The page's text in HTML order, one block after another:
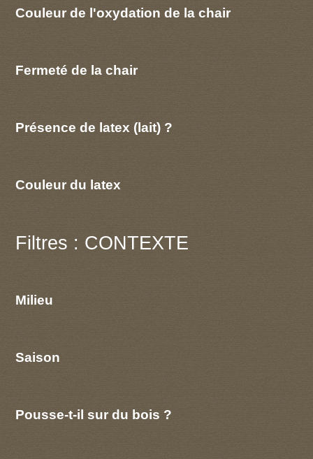
Couleur de l'oxydation de la chair
Fermeté de la chair
Présence de latex (lait) ?
Couleur du latex
Filtres : CONTEXTE
Milieu
Saison
Pousse-t-il sur du bois ?